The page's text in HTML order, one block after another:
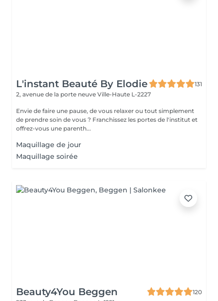
L'instant Beauté By Elodie
131
2, avenue de la porte neuve Ville-Haute L-2227
Envie de faire une pause, de vous relaxer ou tout simplement
de prendre soin de vous ? Franchissez les portes de l'institut et
offrez-vous une parenth...
Maquillage de jour
Maquillage soirée
Beauty4You Beggen
120